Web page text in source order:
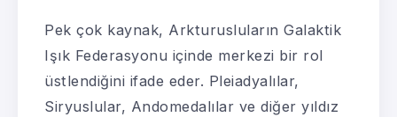
Pek çok kaynak, Arkturusluların Galaktik
Işık Federasyonu içinde merkezi bir rol
üstlendiğini ifade eder. Pleiadyalılar,
Siryuslular, Andomedalılar ve diğer yıldız